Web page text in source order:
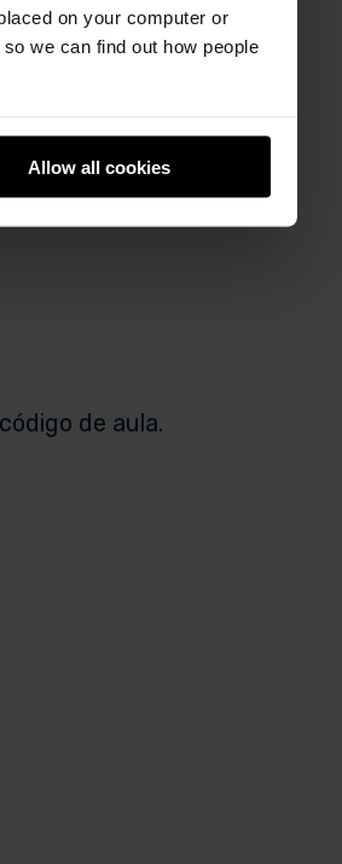
on your computer or
we can find out how people
Allow all cookies
de aula.